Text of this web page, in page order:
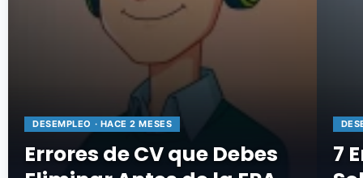
DESEMPLEO · HACE 2 MESES
Errores de CV que Debes
7